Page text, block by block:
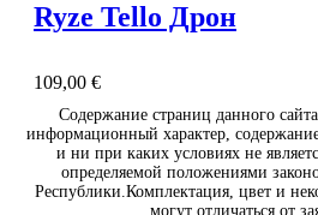
Ryze Tello Дрон
109,00 €
Содержание страниц данного
информационный характер,
и ни при каких условиях не
определяемой положениями
Республики.Комплектация, цвет и
могут отличаться от